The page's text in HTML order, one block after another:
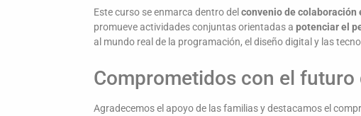
Este curso se enmarca dentro del convenio de colaboración
promueve actividades conjuntas orientadas a potenciar el
al mundo real de la programación, el diseño digital y las
Comprometidos con el
Agradecemos el apoyo de las familias y destacamos el